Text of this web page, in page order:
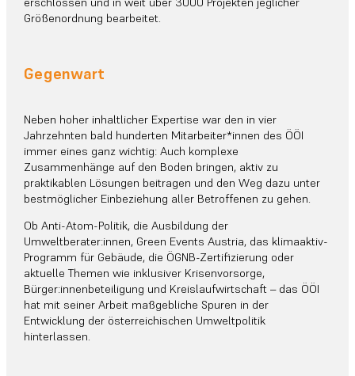
Größenordnung bearbeitet.
Gegenwart
Neben hoher inhaltlicher Expertise war den in vier
Jahrzehnten bald hunderten Mitarbeiter*innen des ÖÖI
immer eines ganz wichtig: Auch komplexe
Zusammenhänge auf den Boden bringen, aktiv zu
praktikablen Lösungen beitragen und den Weg dazu unter
bestmöglicher Einbeziehung aller Betroffenen zu gehen.
Ob Anti-Atom-Politik, die Ausbildung der
Umweltberater:innen, Green Events Austria, das klimaaktiv-
Programm für Gebäude, die ÖGNB-Zertifizierung oder
aktuelle Themen wie inklusiver Krisenvorsorge,
Bürger:innenbeteiligung und Kreislaufwirtschaft – das ÖÖI
hat mit seiner Arbeit maßgebliche Spuren in der
Entwicklung der österreichischen Umweltpolitik
hinterlassen.